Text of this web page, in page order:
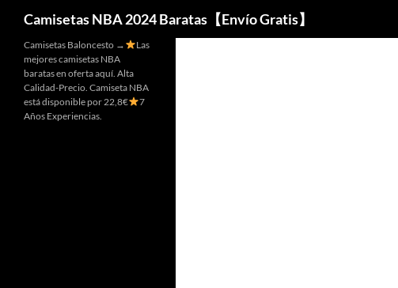
Camisetas NBA 2024 Baratas【Envío Gratis】
Camisetas Baloncesto →
Las
mejores camisetas NBA
baratas en oferta aquí. Alta
Calidad-Precio. Camiseta NBA
está disponible por 22,8€
7
Años Experiencias.